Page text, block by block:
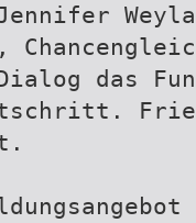
Dialog das